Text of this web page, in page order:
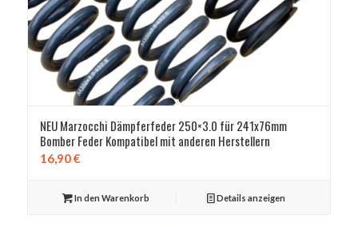
NEU Marzocchi Dämpferfeder 250×3.0 für 241x76mm
Bomber Feder Kompatibel mit anderen Herstellern
16,90€
In den Warenkorb Details anzeigen